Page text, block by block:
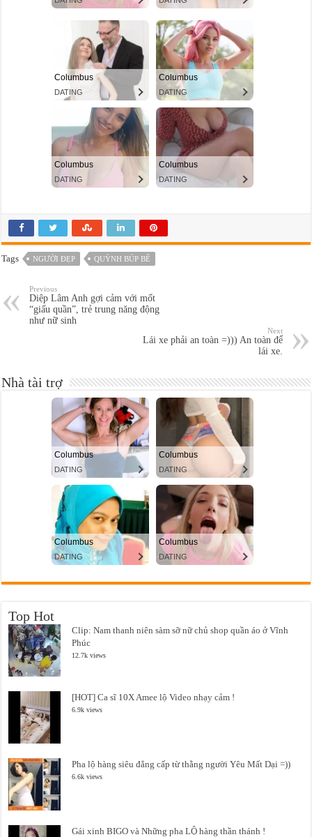
Tags NGƯỜI ĐẸP QUỲNH BÚP BÊ
Previous
Diệp Lâm Anh gợi cảm với mốt
“giấu quần”, trẻ trung năng động
như nữ sinh
Next
Lái xe phải an toàn =))) An toàn để
lái xe.
Nhà tài trợ
Top Hot
Clip: Nam thanh niên sàm sỡ nữ chủ shop quần áo ở Vĩnh
Phúc
12.7k views
[HOT] Ca sĩ 10X Amee lộ Video nhạy cảm !
6.9k views
Pha lộ hàng siêu đẳng cấp từ thằng người Yêu Mất Dại =))
6.6k views
Gái xinh BIGO và Những pha LỘ hàng thần thánh !